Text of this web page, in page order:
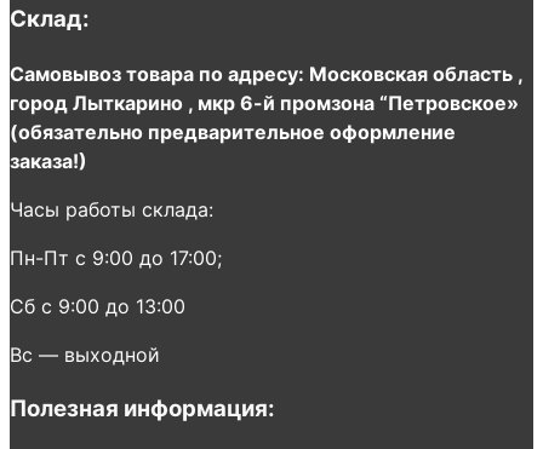
Склад:
Самовывоз товара по адресу: Московская область ,
город Лыткарино , мкр 6-й промзона “Петровское»
(обязательно предварительное оформление
заказа!)
Часы работы склада:
Пн-Пт с 9:00 до 17:00;
Сб с 9:00 до 13:00
Вс — выходной
Полезная информация: